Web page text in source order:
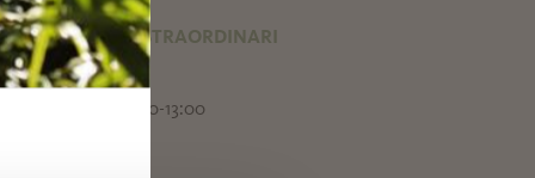
DI APERTURA STRAORDINARI
15.08.: ORE 9:30-13:00